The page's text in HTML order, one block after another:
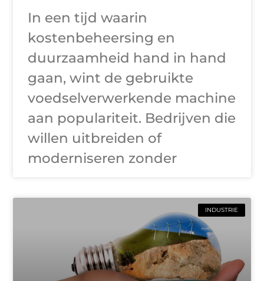
In een tijd waarin
kostenbeheersing en
duurzaamheid hand in hand
gaan, wint de gebruikte
voedselverwerkende machine
aan populariteit. Bedrijven die
willen uitbreiden of
moderniseren zonder
INDUSTRIE